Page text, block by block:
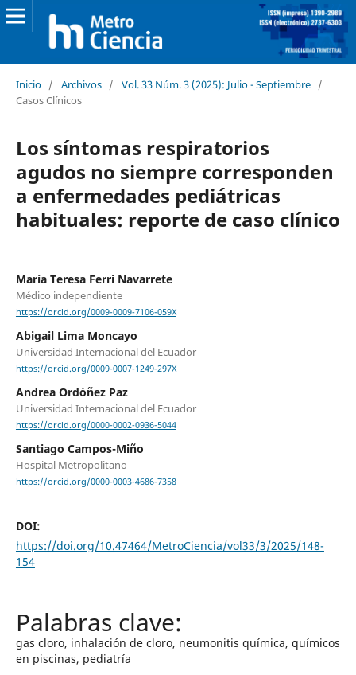
Inicio / Archivos / Vol. 33 Núm. 3 (2025): Julio - Septiembre /
Casos Clínicos
Los síntomas respiratorios
agudos no siempre corresponden
a enfermedades pediátricas
habituales: reporte de caso clínico
María Teresa Ferri Navarrete
Médico independiente
https://orcid.org/0009-0009-7106-059X
Abigail Lima Moncayo
Universidad Internacional del Ecuador
https://orcid.org/0009-0007-1249-297X
Andrea Ordóñez Paz
Universidad Internacional del Ecuador
https://orcid.org/0000-0002-0936-5044
Santiago Campos-Miño
Hospital Metropolitano
https://orcid.org/0000-0003-4686-7358
DOI:
https://doi.org/10.47464/MetroCiencia/vol33/3/2025/148-
154
gas cloro, inhalación de cloro, neumonitis química, químicos
en piscinas, pediatría